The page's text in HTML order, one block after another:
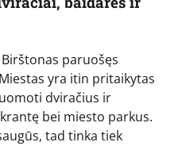
paruošęs
yra itin pritaikytas
dviračius ir
bei miesto parkus.
tad tinka tiek